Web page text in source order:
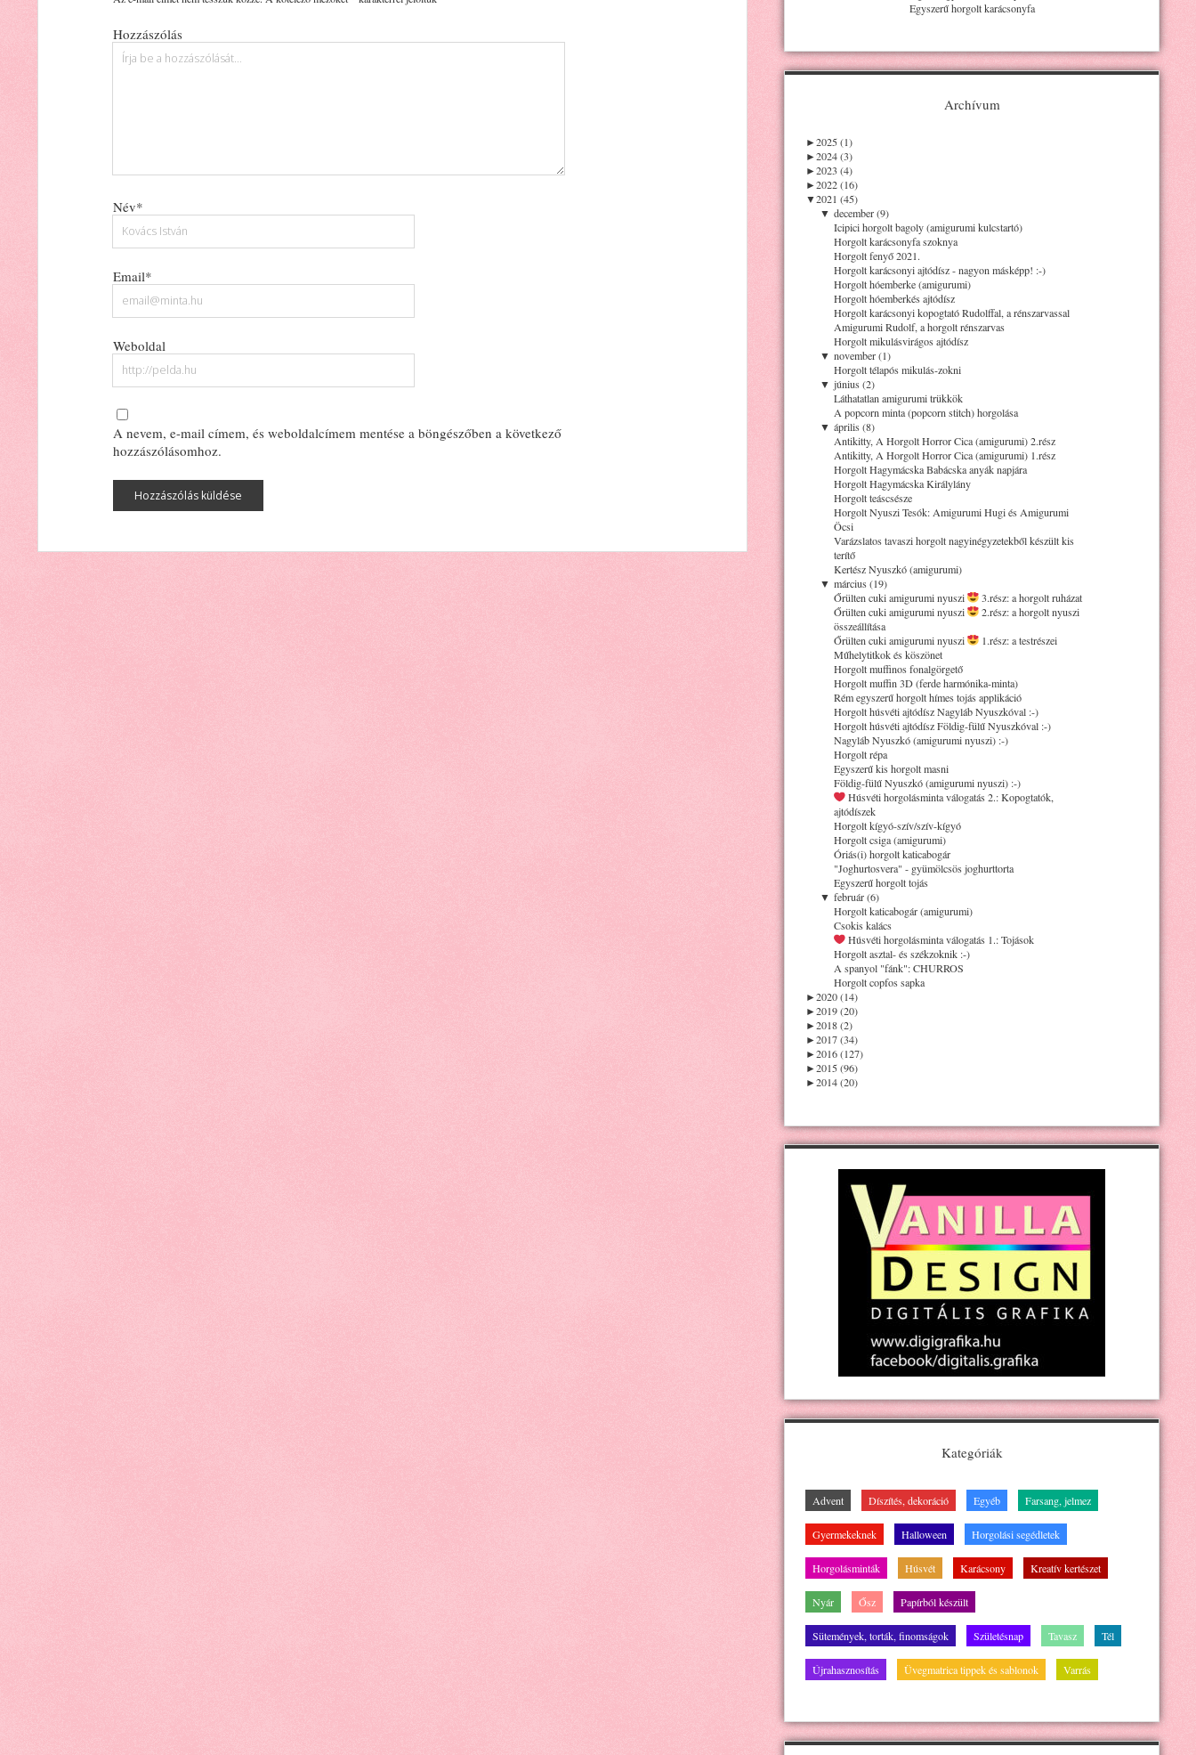
Hozzászólás
Név*
Email*
Weboldal
A nevem, e-mail címem, és weboldalcímem mentése a böngészőben a következő
hozzászólásomhoz.
Egyszerű horgolt karácsonyfa
Archívum
►2025 (1)
►2024 (3)
►2023 (4)
►2022 (16)
▼2021 (45)
▼ december (9)
Icipici horgolt bagoly (amigurumi kulcstartó)
Horgolt karácsonyfa szoknya
Horgolt fenyő 2021.
Horgolt karácsonyi ajtódísz - nagyon másképp! :-)
Horgolt hóemberke (amigurumi)
Horgolt hóemberkés ajtódísz
Horgolt karácsonyi kopogtató Rudolffal, a rénszarvassal
Amigurumi Rudolf, a horgolt rénszarvas
Horgolt mikulásvirágos ajtódísz
▼ november (1)
Horgolt télapós mikulás-zokni
▼ június (2)
Láthatatlan amigurumi trükkök
A popcorn minta (popcorn stitch) horgolása
▼ április (8)
Antikitty, A Horgolt Horror Cica (amigurumi) 2.rész
Antikitty, A Horgolt Horror Cica (amigurumi) 1.rész
Horgolt Hagymácska Babácska anyák napjára
Horgolt Hagymácska Királylány
Horgolt teáscsésze
Horgolt Nyuszi Tesók: Amigurumi Hugi és Amigurumi
Öcsi
Varázslatos tavaszi horgolt nagyinégyzetekből készült kis
terítő
Kertész Nyuszkó (amigurumi)
▼ március (19)
Őrülten cuki amigurumi nyuszi
3.rész: a horgolt ruházat
Őrülten cuki amigurumi nyuszi
2.rész: a horgolt nyuszi
összeállítása
Őrülten cuki amigurumi nyuszi
1.rész: a testrészei
Műhelytitkok és köszönet
Horgolt muffinos fonalgörgető
Horgolt muffin 3D (ferde harmónika-minta)
Rém egyszerű horgolt hímes tojás applikáció
Horgolt húsvéti ajtódísz Nagyláb Nyuszkóval :-)
Horgolt húsvéti ajtódísz Földig-fülű Nyuszkóval :-)
Nagyláb Nyuszkó (amigurumi nyuszi) :-)
Horgolt répa
Egyszerű kis horgolt masni
Földig-fülű Nyuszkó (amigurumi nyuszi) :-)
Húsvéti horgolásminta válogatás 2.: Kopogtatók,
ajtódíszek
Horgolt kígyó-szív/szív-kígyó
Horgolt csiga (amigurumi)
Óriás(i) horgolt katicabogár
"Joghurtosvera" - gyümölcsös joghurttorta
Egyszerű horgolt tojás
▼ február (6)
Horgolt katicabogár (amigurumi)
Csokis kalács
Húsvéti horgolásminta válogatás 1.: Tojások
Horgolt asztal- és székzoknik :-)
A spanyol "fánk": CHURROS
Horgolt copfos sapka
►2020 (14)
►2019 (20)
►2018 (2)
►2017 (34)
►2016 (127)
►2015 (96)
►2014 (20)
Kategóriák
Advent Díszítés, dekoráció Egyéb Farsang, jelmez
Gyermekeknek Halloween Horgolási segédletek
Horgolásminták Húsvét Karácsony Kreatív kertészet
Nyár Ősz Papírból készült
Sütemények, torták, finomságok Születésnap Tavasz Tél
Újrahasznosítás Üvegmatrica tippek és sablonok Varrás